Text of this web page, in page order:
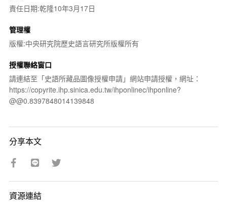
責任日期:乾隆10年3月17日
管理權
版權:中央研究院歷史語言研究所版權所有
授權聯絡窗口
請連結至「史語所藏品圖像授權申請」網站申請授權，網址：
https://copyrite.ihp.sinica.edu.tw/ihponlinec/ihponline?
@@0.8397848014139848
分享本文
資源連結